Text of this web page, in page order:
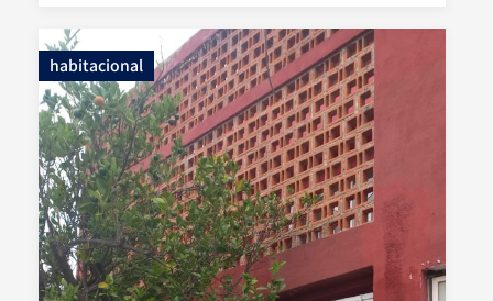
habitacional